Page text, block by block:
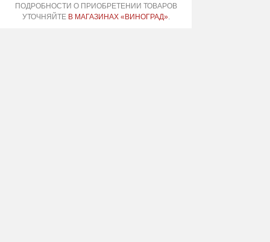
ПОДРОБНОСТИ О ПРИОБРЕТЕНИИ ТОВАРОВ
УТОЧНЯЙТЕ В МАГАЗИНАХ «ВИНОГРАД».